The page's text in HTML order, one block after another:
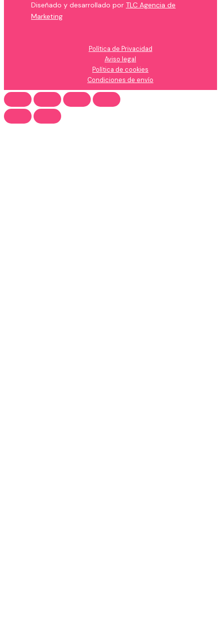
Diseñado y desarrollado por TLC Agencia de
Marketing
Política de Privacidad
Aviso legal
Política de cookies
Condiciones de envío